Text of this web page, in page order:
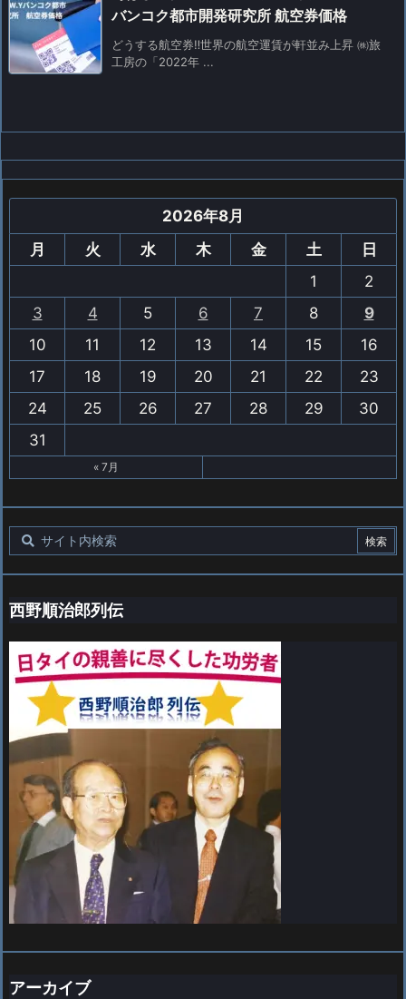
バンコク都市開発研究所 航空券価格
どうする航空券‼世界の航空運賃が軒並み上昇 ㈱旅
工房の「2022年 ...
2026年8月
月
火 水 木 金 土
日
1
2
3
4 5 6 7 8
9
10
11 12 13 14 15
16
17
18 19 20 21 22
23
24
25 26 27 28 29
30
31
« 7月
西野順治郎列伝
アーカイブ